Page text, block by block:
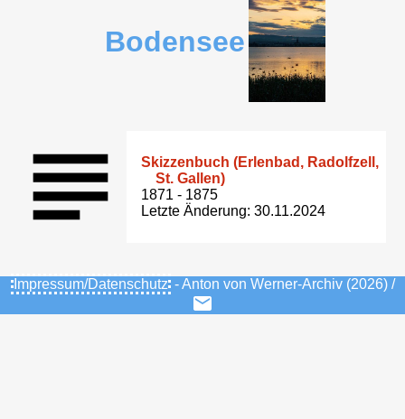
Bodensee
Skizzenbuch (Erlenbad, Radolfzell,
St. Gallen)
1871 - 1875
Letzte Änderung: 30.11.2024
Impressum/Datenschutz - Anton von Werner-Archiv (2026) /